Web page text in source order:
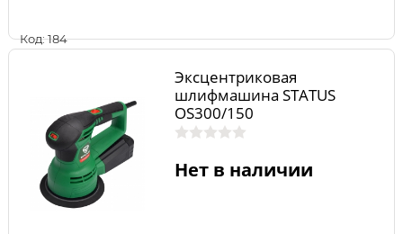
Код: 184
Эксцентриковая
шлифмашина STATUS
OS300/150
Нет в наличии